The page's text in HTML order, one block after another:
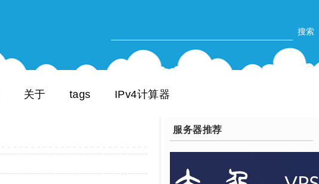
关于 tags IPv4计算器
服务器推荐